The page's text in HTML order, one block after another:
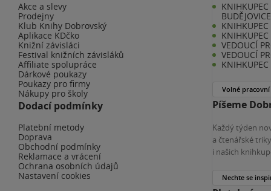
Akce a slevy
Prodejny
Klub Knihy Dobrovský
Aplikace KDčko
Knižní závisláci
Festival knižních závisláků
Affiliate spolupráce
Dárkové poukazy
Poukazy pro firmy
Nákupy pro školy
Dodací podmínky
Platební metody
Doprava
Obchodní podmínky
Reklamace a vrácení
Ochrana osobních údajů
Nastavení cookies
KNIHKUPEC
BUDĚJOVICE
KNIHKUPEC
VEDOUCÍ
VEDOUCÍ
Volné pracovní
Píšeme
Každý týden
a čtenářské
i našich
Nechte se